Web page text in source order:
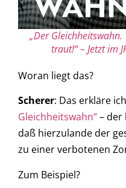
„Der
traut!“ – Jetzt im
Woran liegt das?
Scherer: Das erkläre
Gleichheitswahn“– der
daß hierzulande der
zu einer verbotenen
Zum Beispiel?